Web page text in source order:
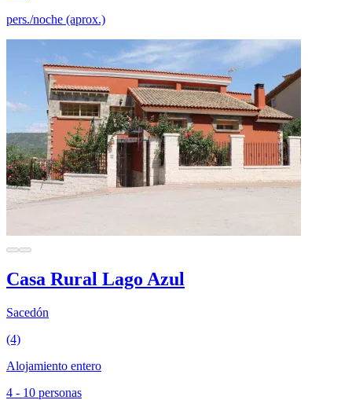
pers./noche (aprox.)
Casa Rural Lago Azul
Sacedón
(4)
Alojamiento entero
4 - 10 personas